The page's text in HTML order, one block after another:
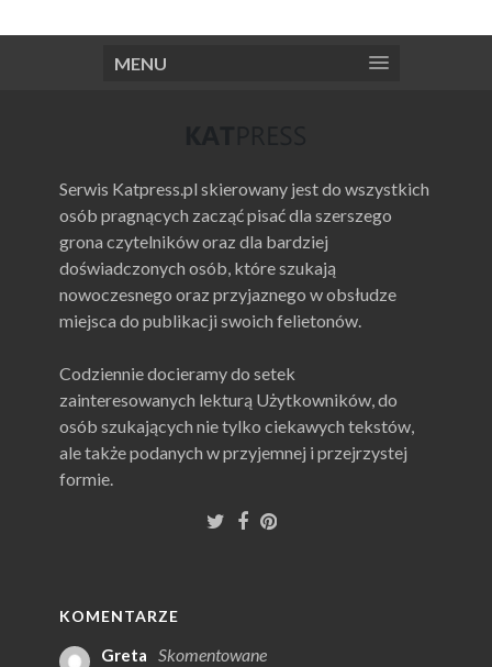
MENU
Serwis Katpress.pl skierowany jest do wszystkich
osób pragnących zacząć pisać dla szerszego
grona czytelników oraz dla bardziej
doświadczonych osób, które szukają
nowoczesnego oraz przyjaznego w obsłudze
miejsca do publikacji swoich felietonów.
Codziennie docieramy do setek
zainteresowanych lekturą Użytkowników, do
osób szukających nie tylko ciekawych tekstów,
ale także podanych w przyjemnej i przejrzystej
formie.
KOMENTARZE
Greta Skomentowane